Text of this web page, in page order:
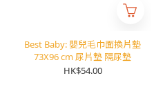
Best Baby: 嬰兒毛巾面換片墊
73X96 cm 尿片墊 隔尿墊
HK$54.00